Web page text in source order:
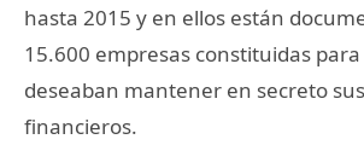
hasta 2015 y en ellos están
15.600 empresas constituidas
deseaban mantener en secreto
financieros.